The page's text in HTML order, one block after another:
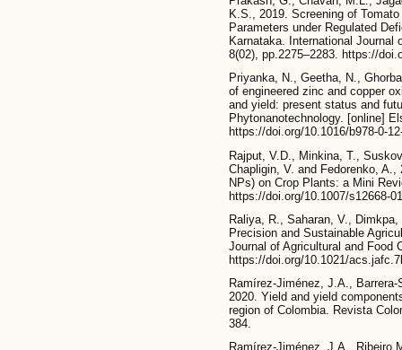
K.S., 2019. Screening of
Parameters under Regulated
Karnataka. International Journal
8(02), pp.2275–2283. https://
Priyanka, N., Geetha, N.,
of engineered zinc and copper
and yield: present status and
Phytonanotechnology. [online]
https://doi.org/10.1016/b978-0-
Rajput, V.D., Minkina, T.,
Chapligin, V. and Fedorenko,
NPs) on Crop Plants: a Mini
https://doi.org/10.1007/s12668-
Raliya, R., Saharan, V.,
Precision and Sustainable
Journal of Agricultural and Food
https://doi.org/10.1021/
Ramírez-Jiménez, J.A.,
2020. Yield and yield
region of Colombia. Revista
384.
Ramírez-Jiménez, J.A., Ribeiro